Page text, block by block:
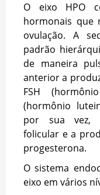
O eixo HPO
hormonais que
ovulação. A
padrão
de maneira
anterior a
FSH
(hormônio
por sua vez,
folicular e a
progesterona.
O sistema
eixo em vários